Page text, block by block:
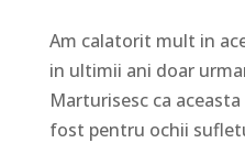
Am calatorit mult in
in ultimii ani doar
Marturisesc ca
fost pentru ochii